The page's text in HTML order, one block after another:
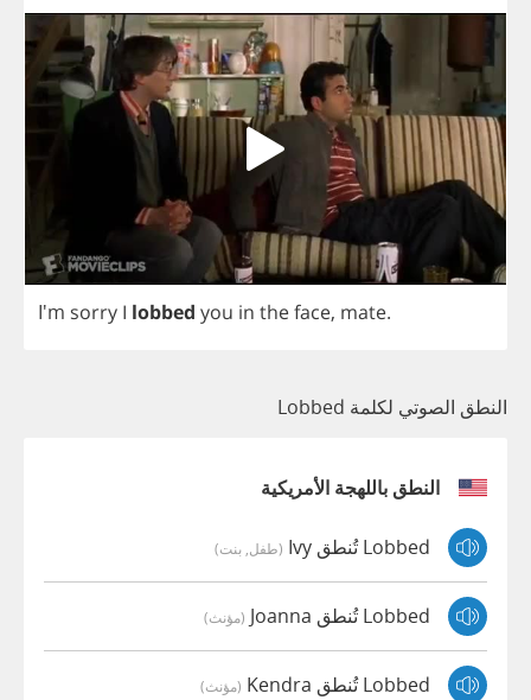
I'm sorry I lobbed you in theface, mate.
النطق الصوتي لكلمة Lobbed
النطق باللهجة الأمريكية
Lobbed تُنطق Ivy (طفل, بنت)
Lobbed تُنطق Joanna (مؤنث)
Lobbed تُنطق Kendra (مؤنث)